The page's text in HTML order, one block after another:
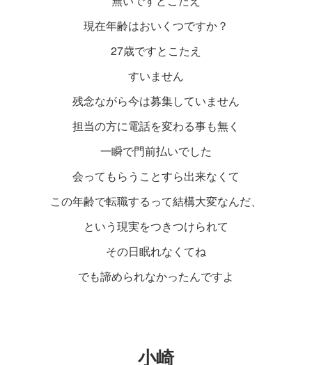
現在年齢はおいくつですか？
27歳ですとこたえ
すいません
残念ながら今は募集していません
担当の方に電話を変わる事も無く
一瞬で門前払いでした
会ってもらうことすら出来なくて
この年齢で転職するって結構大変なんだ、
という現実をつきつけられて
その日眠れなくてね
でも諦められなかったんですよ
小崎